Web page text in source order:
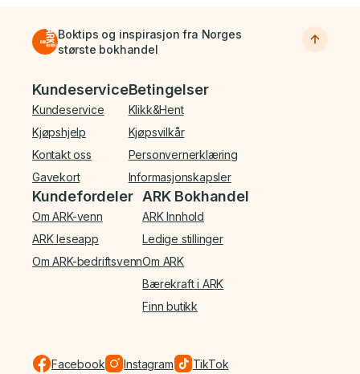
Boktips og inspirasjon fra Norges
største bokhandel
Bunnmeny
Kundeservice
Kundeservice
Kjøpshjelp
Kontakt oss
Gavekort
Betingelser
Klikk&Hent
Kjøpsvilkår
Personvernerklæring
Informasjonskapsler
Kundefordeler
Om ARK-venn
ARK leseapp
Om ARK-bedriftsvenn
ARK Bokhandel
ARK Innhold
Ledige stillinger
Om ARK
Bærekraft i ARK
Finn butikk
Facebook Instagram TikTok